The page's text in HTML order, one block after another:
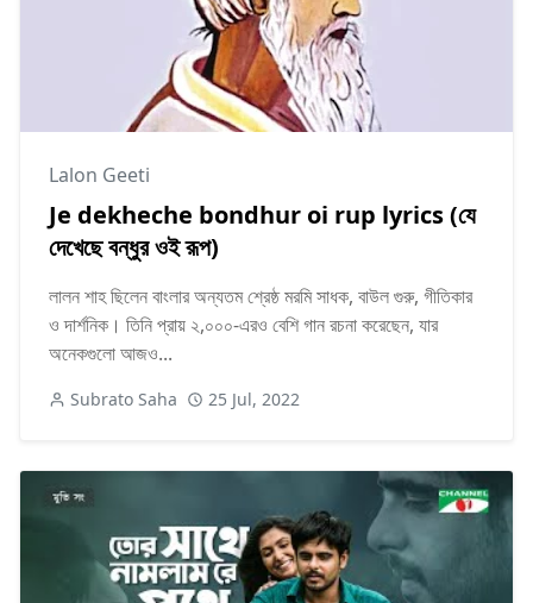
Lalon Geeti
Je dekheche bondhur oi rup lyrics (যে
দেখেছে বন্ধুর ওই রূপ)
লালন শাহ ছিলেন বাংলার অন্যতম শ্রেষ্ঠ মরমি সাধক, বাউল গুরু, গীতিকার
ও দার্শনিক। তিনি প্রায় ২,০০০-এরও বেশি গান রচনা করেছেন, যার
অনেকগুলো আজও...
Subrato Saha 25 Jul, 2022